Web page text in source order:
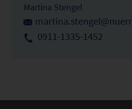
Martina Stengel
0911-1335-1452